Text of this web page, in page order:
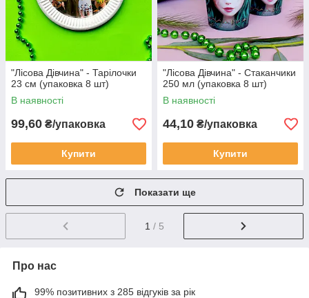
"Лісова Дівчина" - Тарілочки
23 см (упаковка 8 шт)
В наявності
99,60 ₴/упаковка
Купити
"Лісова Дівчина" - Стаканчики
250 мл (упаковка 8 шт)
В наявності
44,10 ₴/упаковка
Купити
Показати ще
1 / 5
Про нас
99% позитивних з 285 відгуків за рік